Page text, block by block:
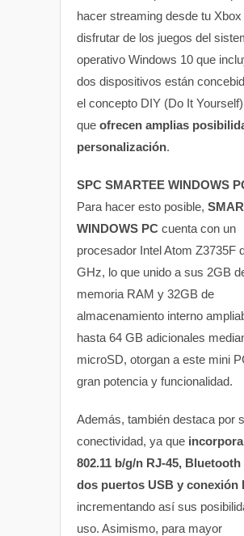
hacer streaming desde tu
disfrutar de los juegos del
operativo Windows 10 que
dos dispositivos están
el concepto DIY (Do It
que ofrecen amplias
personalización.
SPC SMARTEE WINDOWS
Para hacer esto posible,
WINDOWS PC cuenta con un
procesador Intel Atom Z3735F
GHz, lo que unido a sus 2GB
memoria RAM y 32GB de
almacenamiento interno
hasta 64 GB adicionales
microSD, otorgan a este mini
gran potencia y funcionalidad.
Además, también destaca por
conectividad, ya que
802.11 b/g/n RJ-45, Bluetooth
dos puertos USB y conexión
incrementando así sus
uso. Asimismo, para mayor